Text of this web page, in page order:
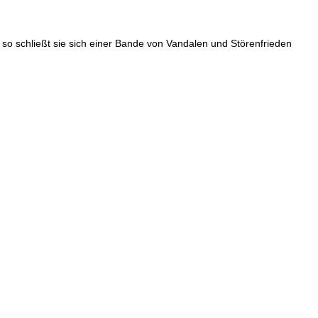
schließt sie sich einer Bande von Vandalen und Störenfrieden